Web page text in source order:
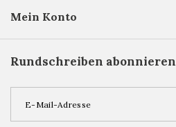
Mein Konto
Rundschreiben abonnieren